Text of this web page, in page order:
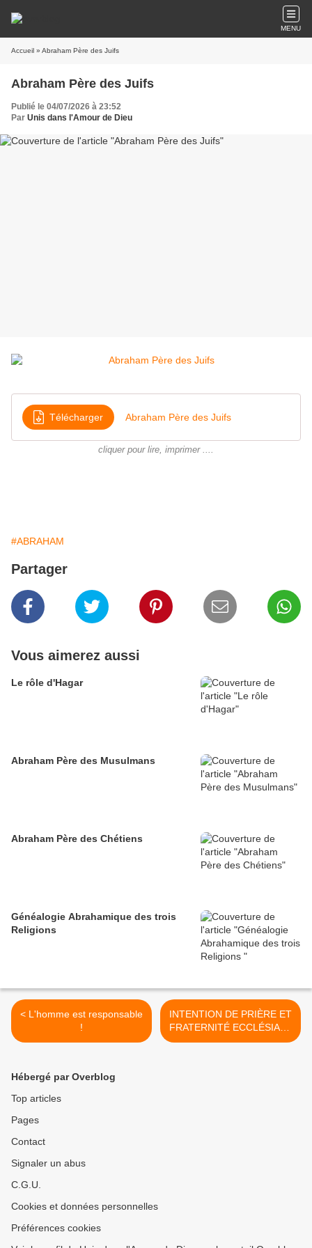
MENU
Accueil » Abraham Père des Juifs
Abraham Père des Juifs
Publié le 04/07/2026 à 23:52
Par Unis dans l'Amour de Dieu
Télécharger Abraham Père des Juifs
cliquer pour lire, imprimer ....
#ABRAHAM
Partager
Vous aimerez aussi
Le rôle d'Hagar
Abraham Père des Musulmans
Abraham Père des Chétiens
Généalogie Abrahamique des trois
Religions
< L'homme est responsable
!
INTENTION DE PRIÈRE ET
FRATERNITÉ ECCLÉSIALE
>
Hébergé par Overblog
Top articles
Pages
Contact
Signaler un abus
C.G.U.
Cookies et données personnelles
Préférences cookies